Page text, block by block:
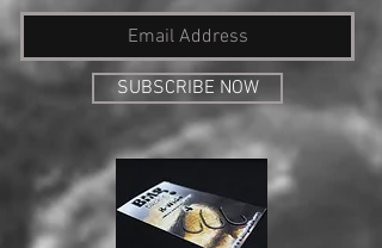
SUBSCRIBE NOW